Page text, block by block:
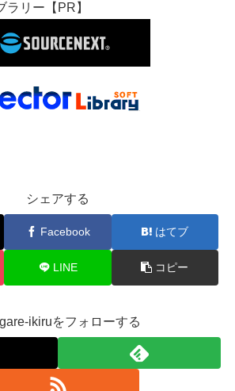
ラリー【PR】
シェアする
Facebook はてブ
LINE コピー
ikiruをフォローする